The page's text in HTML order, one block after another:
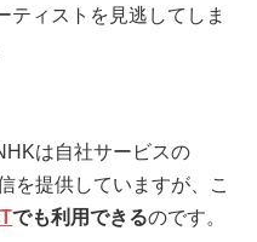
ティストを見逃してしま
は自社サービスの
を提供していますが、こ
でも利用できるのです。